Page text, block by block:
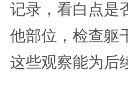
记录，看白点是
他部位，检查躯
这些观察能为后